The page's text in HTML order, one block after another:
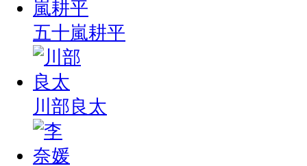
五十嵐耕平
川部良太